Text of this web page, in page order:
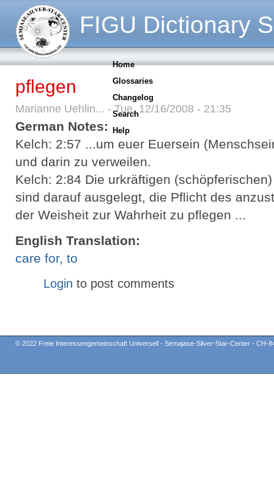
FIGU Dictionary
Home
Glossaries
Changelog
Search
Help
pflegen
Marianne Uehlin... - Tue, 12/16/2008 - 21:35
German Notes:
Kelch: 2:57 ...um euer Euersein
und darin zu verweilen.
Kelch: 2:84 Die urkräftigen
sind darauf ausgelegt, die Pflicht des
der Weisheit zur Wahrheit zu pflegen ...
English Translation:
care for, to
Login to post comments
© 2022 Freie Interessengemeinschaft Universell - Semajase-Silver-Star-Center - CH-